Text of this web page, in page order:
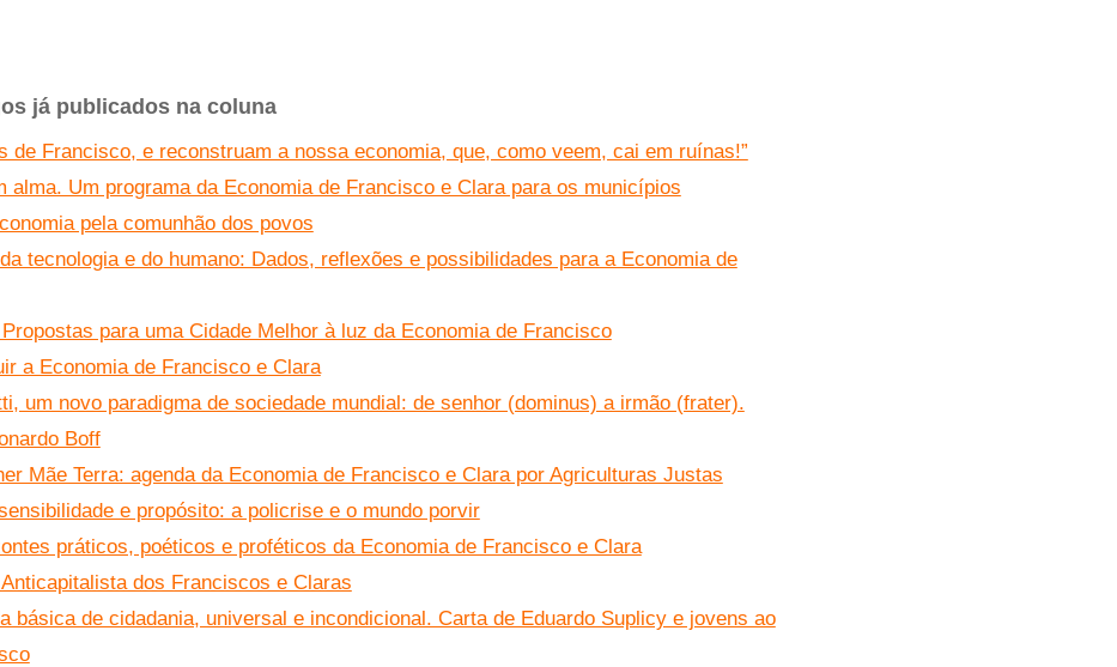
já publicados na coluna
de Francisco, e reconstruam a nossa economia, que, como veem, cai em ruínas!”
alma. Um programa da Economia de Francisco e Clara para os municípios
pela comunhão dos povos
tecnologia e do humano: Dados, reflexões e possibilidades para a Economia de
para uma Cidade Melhor à luz da Economia de Francisco
a Economia de Francisco e Clara
um novo paradigma de sociedade mundial: de senhor (dominus) a irmão (frater).
Boff
Mãe Terra: agenda da Economia de Francisco e Clara por Agriculturas Justas
e propósito: a policrise e o mundo porvir
práticos, poéticos e proféticos da Economia de Francisco e Clara
dos Franciscos e Claras
básica de cidadania, universal e incondicional. Carta de Eduardo Suplicy e jovens ao